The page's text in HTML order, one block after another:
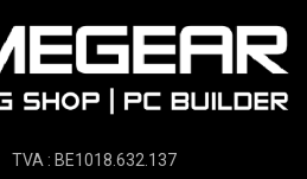
TVA : BE1018.632.137